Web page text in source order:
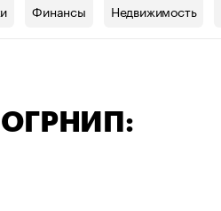
Финансы Недвижимость
ОГРНИП: